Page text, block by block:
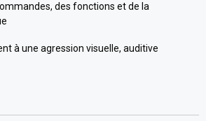
des fonctions et de la
à une agression visuelle, auditive